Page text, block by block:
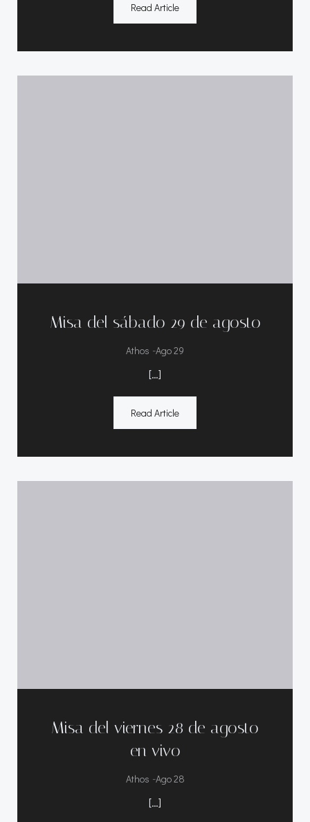
Read Article
Misa del sábado 29 de agosto
Athos -Ago 29
[…]
Read Article
Misa del viernes 28 de agosto
en vivo
Athos -Ago 28
[…]